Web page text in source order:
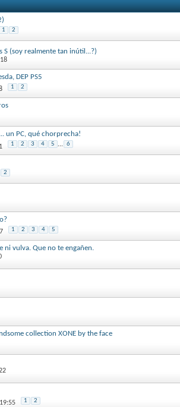
1 2
S (soy realmente tan inútil...?)
DEP PS5
1 2
un PC, qué chorprecha!
1 2 3 4 5 ... 6
2
1 2 3 4 5
ni vulva. Que no te engañen.
collection XONE by the face
1 2